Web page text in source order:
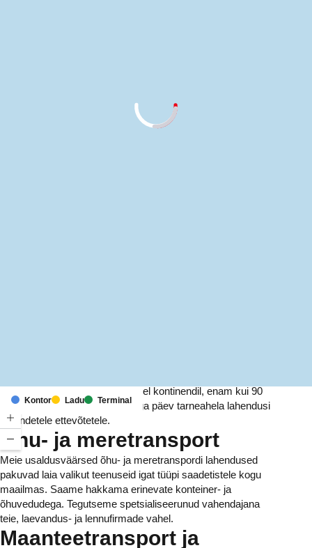
Kontor Ladu Terminal
Meil on kontorid ja rajatised kuuel kontinendil, enam kui 90
riigis. Me pakume ja haldame iga päev tarneahela lahendusi
tuhandetele ettevõtetele.
Õhu- ja meretransport
Meie usaldusväärsed õhu- ja meretranspordi lahendused
pakuvad laia valikut teenuseid igat tüüpi saadetistele kogu
maailmas. Saame hakkama erinevate konteiner- ja
õhuvedudega. Tegutseme spetsialiseerunud vahendajana
teie, laevandus- ja lennufirmade vahel.
Maanteetransport ja